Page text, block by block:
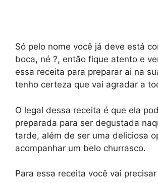
Só pelo nome você já deve está
boca, né ?, então fique atento e
essa receita para preparar ai na
tenho certeza que vai agradar a
O legal dessa receita é que ela
preparada para ser degustada
tarde, além de ser uma deliciosa
acompanhar um belo churrasco.
Para essa receita você vai